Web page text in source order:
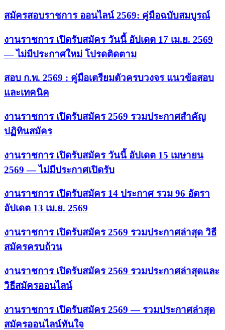
สมัครสอบราชการ ออนไลน์ 2569: คู่มือฉบับสมบูรณ์
งานราชการ เปิดรับสมัคร วันนี้ อัปเดต 17 เม.ย. 2569
— ไม่มีประกาศใหม่ โปรดติดตาม
สอบ ก.พ. 2569 : คู่มือเตรียมตัวครบวงจร แนวข้อสอบ
และเทคนิค
งานราชการ เปิดรับสมัคร 2569 รวมประกาศสำคัญ
ปฏิทินสมัคร
งานราชการ เปิดรับสมัคร วันนี้ อัปเดต 15 เมษายน
2569 — ไม่มีประกาศเปิดรับ
งานราชการ เปิดรับสมัคร 14 ประกาศ รวม 96 อัตรา
อัปเดต 13 เม.ย. 2569
งานราชการ เปิดรับสมัคร 2569 รวมประกาศล่าสุด วิธี
สมัครครบถ้วน
งานราชการ เปิดรับสมัคร 2569 รวมประกาศล่าสุดและ
วิธีสมัครออนไลน์
งานราชการ เปิดรับสมัคร 2569 — รวมประกาศล่าสุด
สมัครออนไลน์ทันใจ